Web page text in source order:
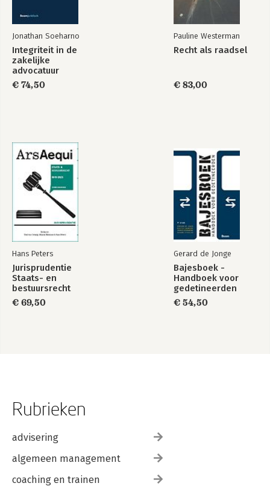
Jonathan Soeharno
Integriteit in de
zakelijke
advocatuur
€ 74,50
Pauline Westerman
Recht als raadsel
€ 83,00
Hans Peters
Jurisprudentie
Staats- en
bestuursrecht
1849-2025
€ 69,50
Gerard de Jonge
Bajesboek -
Handboek voor
gedetineerden
€ 54,50
Rubrieken
advisering
algemeen management
coaching en trainen